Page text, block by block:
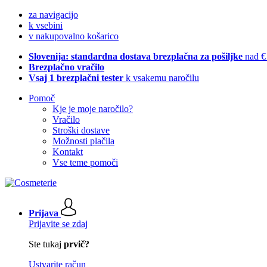
za navigacijo
k vsebini
v nakupovalno košarico
Slovenija: standardna dostava brezplačna za pošiljke nad
Brezplačno vračilo
Vsaj 1 brezplačni tester k vsakemu naročilu
Pomoč
Kje je moje naročilo?
Vračilo
Stroški dostave
Možnosti plačila
Kontakt
Vse teme pomoči
Prijava
Prijavite se zdaj
Ste tukaj prvič?
Ustvarite račun